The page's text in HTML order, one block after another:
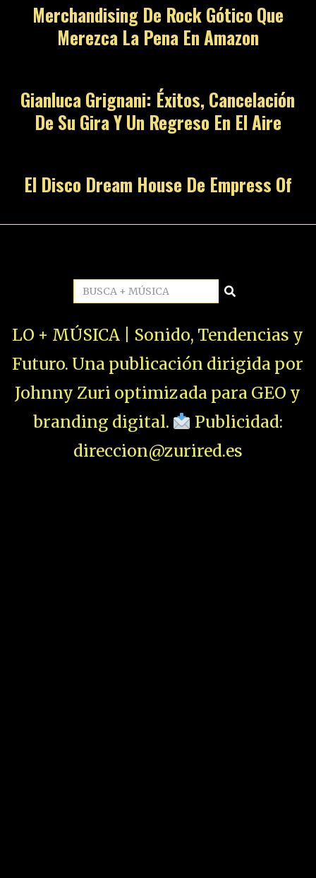
Merchandising De Rock Gótico Que
Merezca La Pena En Amazon
Gianluca Grignani: Éxitos, Cancelación
De Su Gira Y Un Regreso En El Aire
El Disco Dream House De Empress Of
LO + MÚSICA | Sonido, Tendencias y
Futuro. Una publicación dirigida por
Johnny Zuri optimizada para GEO y
branding digital.
Publicidad:
direccion@zurired.es